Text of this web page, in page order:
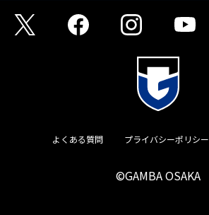
よくある質問 プライバシーポリシー
©GAMBA OSAKA